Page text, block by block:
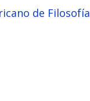
de Filosofía